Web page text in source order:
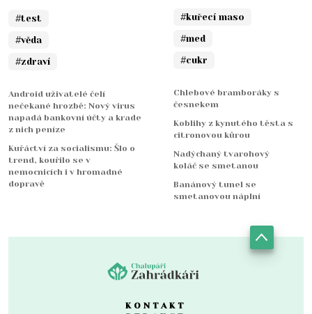
#test
#věda
#zdraví
Android uživatelé čelí
nečekané hrozbě: Nový virus
napadá bankovní účty a krade
z nich peníze
Kuřáctví za socialismu: Šlo o
trend, kouřilo se v
nemocnicích i v hromadné
dopravě
#kuřecí maso
#med
#cukr
Chlebové bramboráky s
česnekem
Koblihy z kynutého těsta s
citronovou kůrou
Nadýchaný tvarohový
koláč se smetanou
Banánový tunel se
smetanovou náplní
KONTAKT